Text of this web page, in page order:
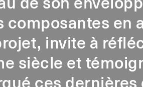
de son
composantes en
invite à
siècle et